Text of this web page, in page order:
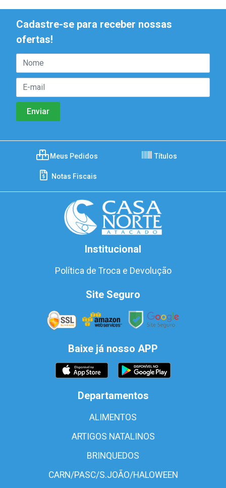
Cadastre-se para receber nossas
ofertas!
Meus Pedidos Títulos
Notas Fiscais
Institucional
Política de Troca e Devolução
Site Seguro
Baixe já nosso APP
Departamentos
ALIMENTOS
ARTIGOS NATALINOS
BRINQUEDOS
CARN/PASC/S.JOÃO/HALOWEEN